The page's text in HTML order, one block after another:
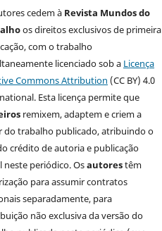
cedem à Revista Mundos do
os direitos exclusivos de primeira
com o trabalho
licenciado sob a Licença
Commons Attribution (CC BY) 4.0
Esta licença permite que
remixem, adaptem e criem a
do trabalho publicado, atribuindo o
crédito de autoria e publicação
neste periódico. Osautorestêm
para assumir contratos
separadamente, para
não exclusiva da versão do